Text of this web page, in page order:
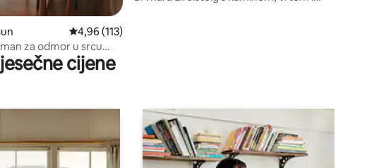
Prosječna ocjena: 4,96/5, recenzija: 113
4,96 (113)
za odmor u srcu
cijene